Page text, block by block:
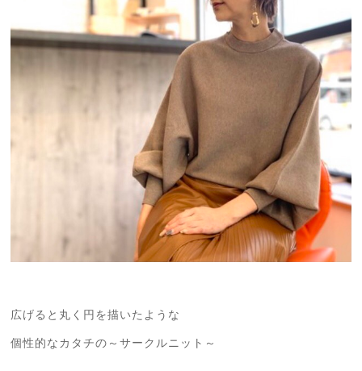
広げると丸く円を描いたような
個性的なカタチの～サークルニット～